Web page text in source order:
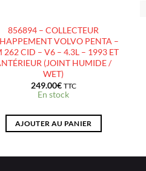
856894 – COLLECTEUR
VOLVO PENTA –
262 CID – V6 – 4.3L – 1993 ET
(JOINT HUMIDE /
WET)
249.00€ TTC
En stock
AJOUTER AU PANIER